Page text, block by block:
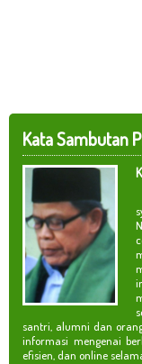
Kata Sambutan
santri, alumni dan
informasi mengenai
efisien, dan online